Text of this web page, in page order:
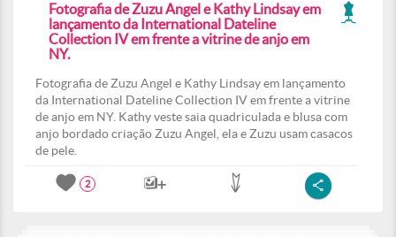
Fotografia de Zuzu Angel e Kathy Lindsay em
lançamento da International Dateline
Collection IV em frente a vitrine de anjo em
NY.
Fotografia de Zuzu Angel e Kathy Lindsay em lançamento
da International Dateline Collection IV em frente a vitrine
de anjo em NY. Kathy veste saia quadriculada e blusa com
anjo bordado criação Zuzu Angel, ela e Zuzu usam casacos
de pele.
2